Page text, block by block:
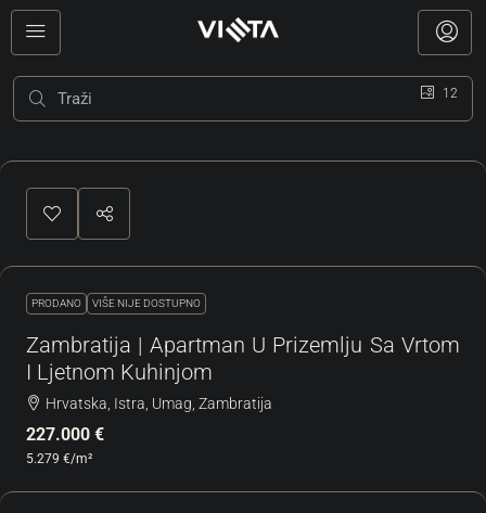
12
PRODANO VIŠE NIJE DOSTUPNO
Zambratija | Apartman U Prizemlju Sa Vrtom
I Ljetnom Kuhinjom
Hrvatska, Istra, Umag, Zambratija
227.000 €
5.279 €/m²